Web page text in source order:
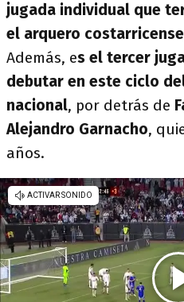
jugada individual que
el arquero
Además, es el tercer
debutar en este ciclo
nacional, por detrás de
Alejandro Garnacho,
años.